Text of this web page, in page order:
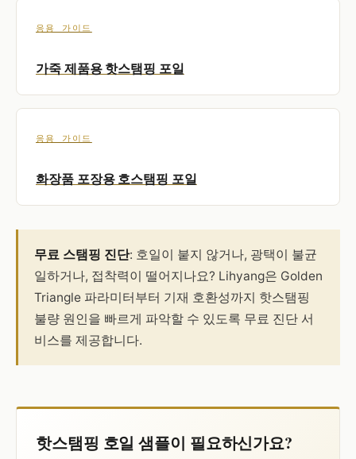
응용 가이드
가죽 제품용 핫스탬핑 포일
응용 가이드
화장품 포장용 호스탬핑 포일
무료 스탬핑 진단: 호일이 붙지 않거나, 광택이 불균
일하거나, 접착력이 떨어지나요? Lihyang은 Golden
Triangle 파라미터부터 기재 호환성까지 핫스탬핑
불량 원인을 빠르게 파악할 수 있도록 무료 진단 서
비스를 제공합니다.
핫스탬핑 호일 샘플이 필요하신가요?